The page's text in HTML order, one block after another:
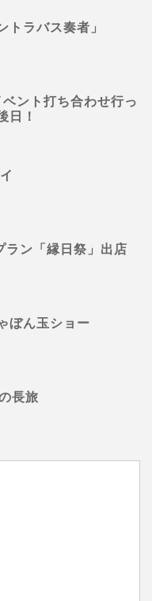
トラバス奏者」
ント打ち合わせ行っ
日！
ン「縁日祭」出店
ぼん玉ショー
長旅